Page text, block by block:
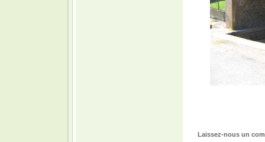
Laissez-nous un